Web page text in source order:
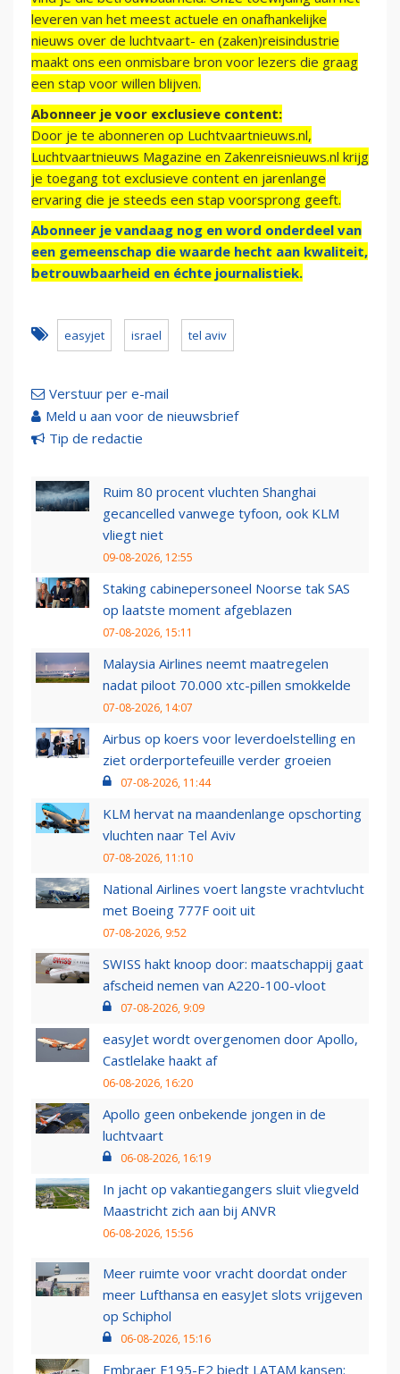
leveren van het meest actuele en onafhankelijke
nieuws over de luchtvaart- en (zaken)reisindustrie
maakt ons een onmisbare bron voor lezers die graag
een stap voor willen blijven.
Abonneer je voor exclusieve content:
Door je te abonneren op Luchtvaartnieuws.nl,
Luchtvaartnieuws Magazine en Zakenreisnieuws.nl krijg
je toegang tot exclusieve content en jarenlange
ervaring die je steeds een stap voorsprong geeft.
Abonneer je vandaag nog en word onderdeel van
een gemeenschap die waarde hecht aan kwaliteit,
betrouwbaarheid en échte journalistiek.
easyjet israel tel aviv
Verstuur per e-mail
Meld u aan voor de nieuwsbrief
Tip de redactie
Ruim 80 procent vluchten Shanghai
gecancelled vanwege tyfoon, ook KLM
vliegt niet
09-08-2026, 12:55
Staking cabinepersoneel Noorse tak SAS
op laatste moment afgeblazen
07-08-2026, 15:11
Malaysia Airlines neemt maatregelen
nadat piloot 70.000 xtc-pillen smokkelde
07-08-2026, 14:07
Airbus op koers voor leverdoelstelling en
ziet orderportefeuille verder groeien
07-08-2026, 11:44
KLM hervat na maandenlange opschorting
vluchten naar Tel Aviv
07-08-2026, 11:10
National Airlines voert langste vrachtvlucht
met Boeing 777F ooit uit
07-08-2026, 9:52
SWISS hakt knoop door: maatschappij gaat
afscheid nemen van A220-100-vloot
07-08-2026, 9:09
easyJet wordt overgenomen door Apollo,
Castlelake haakt af
06-08-2026, 16:20
Apollo geen onbekende jongen in de
luchtvaart
06-08-2026, 16:19
In jacht op vakantiegangers sluit vliegveld
Maastricht zich aan bij ANVR
06-08-2026, 15:56
Meer ruimte voor vracht doordat onder
meer Lufthansa en easyJet slots vrijgeven
op Schiphol
06-08-2026, 15:16
Embraer E195-E2 biedt LATAM kansen: